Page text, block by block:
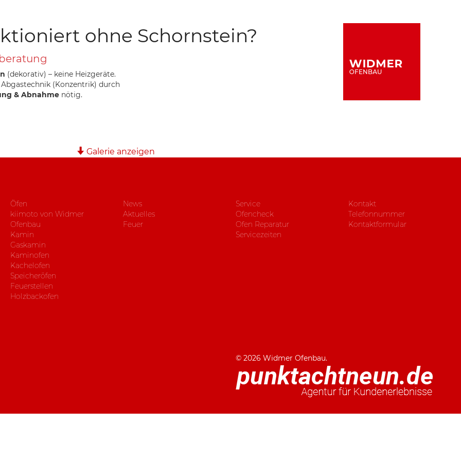
ohne Schornstein?
(dekorativ) – keine Heizgeräte.
Abgastechnik (Konzentrik) durch
& Abnahme nötig.
Galerie anzeigen
Öfen
kiimoto von Widmer
Ofenbau
Kamin
Gaskamin
Kaminofen
Kachelofen
Speicheröfen
Feuerstellen
Holzbackofen
News
Aktuelles
Feuer
Service
Ofencheck
Ofen Reparatur
Servicezeiten
Kontakt
Telefonnummer
Kontaktformular
© 2026 Widmer Ofenbau.